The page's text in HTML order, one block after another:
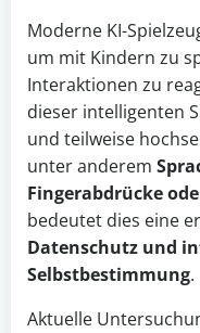
Moderne KI-
um mit Kindern zu
Interaktionen zu
dieser intelligenten
und teilweise
unter anderem
Fingerabdrücke
bedeutet dies eine
Datenschutz und
Selbstbestimmung.
Aktuelle